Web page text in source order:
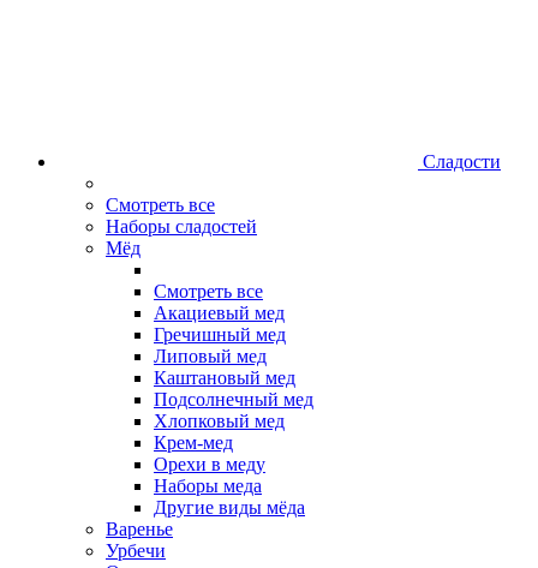
Сладости
Смотреть все
Наборы сладостей
Мёд
Смотреть все
Акациевый мед
Гречишный мед
Липовый мед
Каштановый мед
Подсолнечный мед
Хлопковый мед
Крем-мед
Орехи в меду
Наборы меда
Другие виды мёда
Варенье
Урбечи